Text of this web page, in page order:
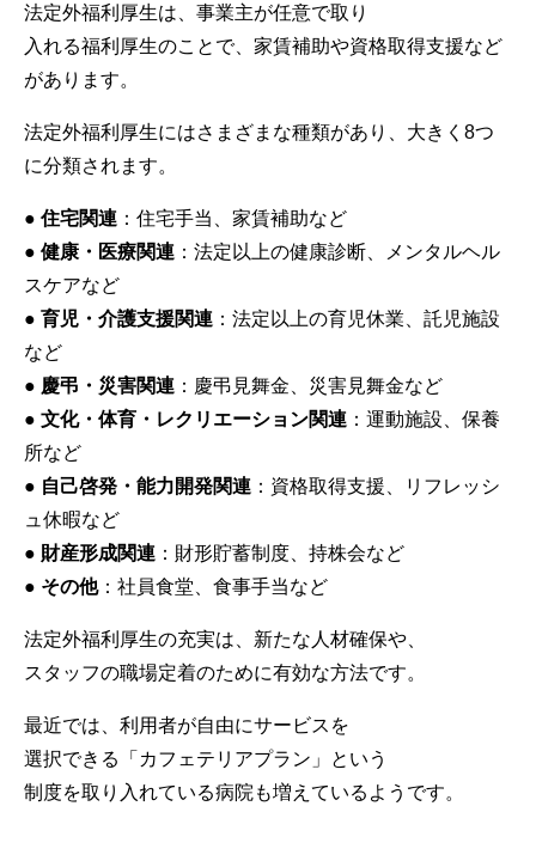
法定外福利厚生は、事業主が任意で取り
入れる福利厚生のことで、家賃補助や資格取得支援など
があります。
法定外福利厚生にはさまざまな種類があり、大きく8つ
に分類されます。
● 住宅関連 ：住宅手当、家賃補助など
● 健康・医療関連 ：法定以上の健康診断、メンタルヘル
スケアなど
● 育児・介護支援関連 ：法定以上の育児休業、託児施設
など
● 慶弔・災害関連 ：慶弔見舞金、災害見舞金など
● 文化・体育・レクリエーション関連 ：運動施設、保養
所など
● 自己啓発・能力開発関連 ：資格取得支援、リフレッシ
ュ休暇など
● 財産形成関連 ：財形貯蓄制度、持株会など
● その他：社員食堂、食事手当など
法定外福利厚生の充実は、新たな人材確保や、
スタッフの職場定着のために有効な方法です。
最近では、利用者が自由にサービスを
選択できる「カフェテリアプラン」という
制度を取り入れている病院も増えているようです。